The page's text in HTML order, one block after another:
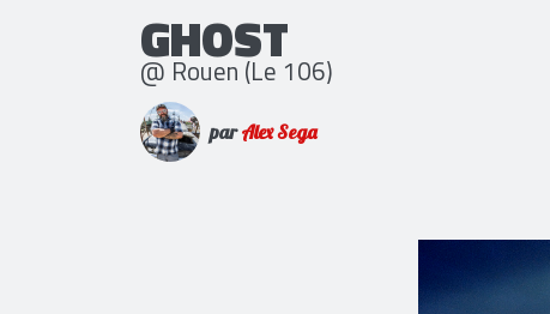
GHOST
@ Rouen (Le 106)
parAlex Sega